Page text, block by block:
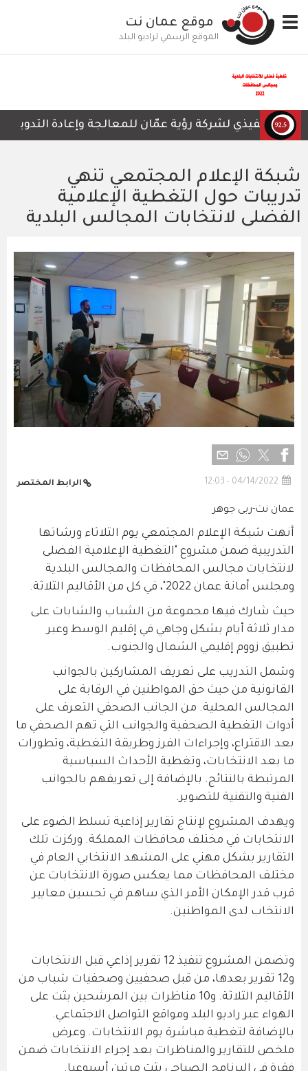
إلى
المحتوى
Toggle
navigation
موقع عمان نت
الموقع الرسمي لراديو البلد
لشركة رؤية عمّان للمعالجة وإعادة التدوير، أمجد
شبكة الإعلام المجتمعي تنهي
تدريبات حول التغطية الإعلامية
الفضلى لانتخابات المجالس البلدية
04/14/2022 - 12:03 الرابط المختصر
عمان نت-ربى جوهر
أنهت شبكة الإعلام المجتمعي يوم الثلاثاء ورشاتها
التدريبية ضمن مشروع "التغطية الإعلامية الفضلى
لانتخابات مجالس المحافظات والمجالس البلدية
ومجلس أمانة عمان 2022"، في كل من الأقاليم الثلاثة.
حيث شارك فيها مجموعة من الشباب والشابات على
مدار ثلاثة أيام بشكل وجاهي في إقليم الوسط وعبر
تطبيق زووم إقليمي الشمال والجنوب.
وشمل التدريب على تعريف المشاركين بالجوانب
القانونية من حيث حق المواطنين في الرقابة على
المجالس المحلية. من الجانب الصحفي التعرف على
أدوات التغطية الصحفية والجوانب التي تهم الصحفي ما
بعد الاقتراع، وإجراءات الفرز وطريقة التغطية، وتطورات
ما بعد الانتخابات، وتغطية الأحداث السياسية
المرتبطة بالنتائج. بالإضافة إلى تعريفهم بالجوانب
الفنية والتقنية للتصوير.
ويهدف المشروع لإنتاج تقارير إذاعية تسلط الضوء على
الانتخابات في مختلف محافظات المملكة. وركزت تلك
التقارير بشكل مهني على المشهد الانتخابي العام في
مختلف المحافظات مما يعكس صورة الانتخابات عن
قرب قدر الإمكان الأمر الذي ساهم في تحسين معايير
الانتخاب لدى المواطنين.
وتضمن المشروع تنفيذ 12 تقرير إذاعي قبل الانتخابات
و12 تقرير بعدها، من قبل صحفيين وصحفيات شباب من
الأقاليم الثلاثة. و10 مناظرات بين المرشحين بثت على
الهواء عبر راديو البلد ومواقع التواصل الاجتماعي.
بالإضافة لتغطية مباشرة يوم الانتخابات. وعرض
ملخص للتقارير والمناظرات بعد إجراء الانتخابات ضمن